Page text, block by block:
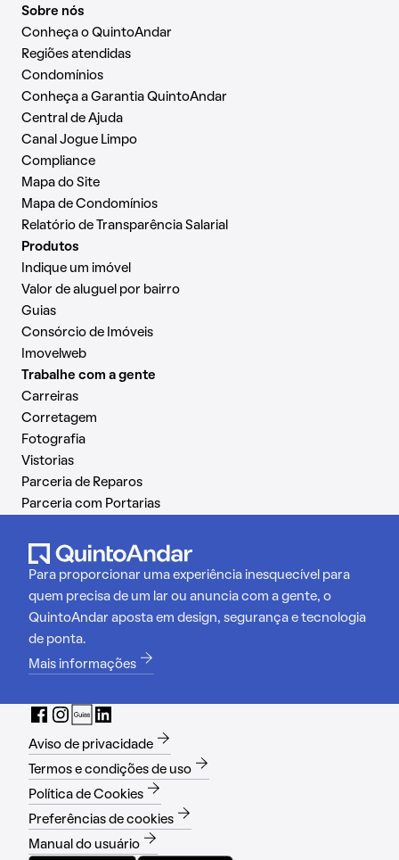
Sobre nós
Conheça o QuintoAndar
Regiões atendidas
Condomínios
Conheça a Garantia QuintoAndar
Central de Ajuda
Canal Jogue Limpo
Compliance
Mapa do Site
Mapa de Condomínios
Relatório de Transparência Salarial
Produtos
Indique um imóvel
Valor de aluguel por bairro
Guias
Consórcio de Imóveis
Imovelweb
Trabalhe com a gente
Carreiras
Corretagem
Fotografia
Vistorias
Parceria de Reparos
Parceria com Portarias
Para proporcionar uma experiência inesquecível para
quem precisa de um lar ou anuncia com a gente, o
QuintoAndar aposta em design, segurança e tecnologia
de ponta.
Mais informações
Aviso de privacidade
Termos e condições de uso
Política de Cookies
Preferências de cookies
Manual do usuário